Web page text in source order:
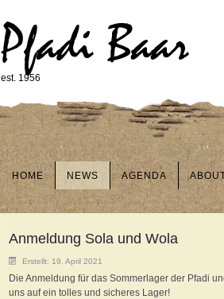
Pfadi Baar
est. 1956
HOME NEWS AGENDA
Anmeldung Sola und Wola
Erstellt: 19. April 2021
Die Anmeldung für das Sommerlager der Pfadi
uns auf ein tolles und sicheres Lager!